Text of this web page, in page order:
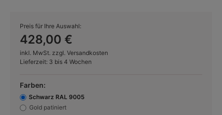
Preis für Ihre Auswahl:
428,00 €
inkl. MwSt. zzgl. Versandkosten
Lieferzeit: 3 bis 4 Wochen
Farben:
Schwarz RAL 9005
Gold patiniert